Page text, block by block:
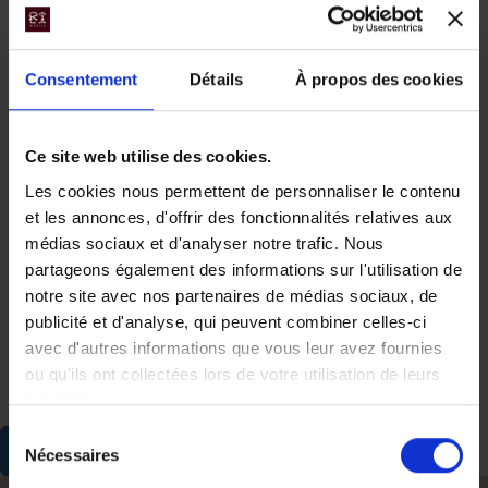
Consentement Détails À propos des cookies
Ce site web utilise des cookies.
Les cookies nous permettent de personnaliser le contenu
et les annonces, d'offrir des fonctionnalités relatives aux
médias sociaux et d'analyser notre trafic. Nous
partageons également des informations sur l'utilisation de
notre site avec nos partenaires de médias sociaux, de
publicité et d'analyse, qui peuvent combiner celles-ci
avec d'autres informations que vous leur avez fournies
ou qu'ils ont collectées lors de votre utilisation de leurs
services.
Nécessaires
Cambodge
Indonésie
Thaïlande
Vietnam
Moyen-Orient
Océanie
Nouvelle-Zélande
Océan indien
Ile Maurice & Ile de la
Réunion
Maldives
Seychelles
Demander un devis